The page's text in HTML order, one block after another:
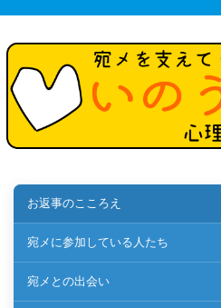
お返事のこころえ
宛メに参加している人たち
宛メとの出会い